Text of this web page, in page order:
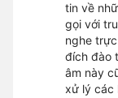
tin về
gọi với
nghe
đích đào
âm này
xử lý các